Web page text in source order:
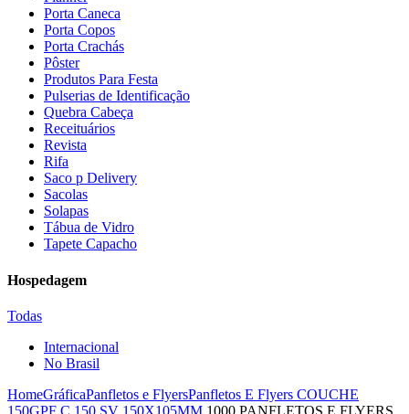
Porta Caneca
Porta Copos
Porta Crachás
Pôster
Produtos Para Festa
Pulserias de Identificação
Quebra Cabeça
Receituários
Revista
Rifa
Saco p Delivery
Sacolas
Solapas
Tábua de Vidro
Tapete Capacho
Hospedagem
Todas
Internacional
No Brasil
HomeGráficaPanfletos e FlyersPanfletos E Flyers COUCHE
150GPF C 150 SV 150X105MM 1000 PANFLETOS E FLYERS